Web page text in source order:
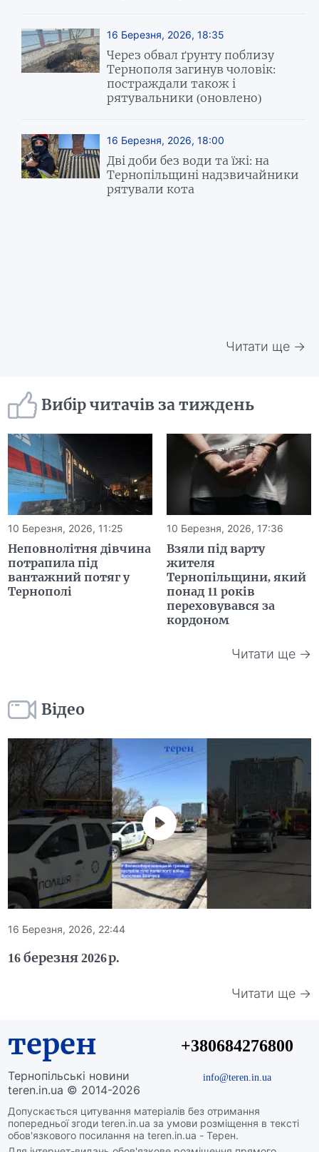
16 Березня, 2026, 18:35
Через обвал ґрунту поблизу
Тернополя загинув чоловік:
постраждали також і
рятувальники (оновлено)
16 Березня, 2026, 18:00
Дві доби без води та їжі: на
Тернопільщині надзвичайники
рятували кота
Читати ще →
Вибір читачів за тиждень
10 Березня, 2026, 11:25
Неповнолітня дівчина
потрапила під
вантажний потяг у
Тернополі
10 Березня, 2026, 17:36
Взяли під варту
жителя
Тернопільщини, який
понад 11 років
переховувався за
кордоном
Читати ще →
Відео
16 Березня, 2026, 22:44
16 березня 2026 р.
Читати ще →
терен
Тернопільські новини
teren.in.ua © 2014-2026
Допускається цитування матеріалів без отримання
попередньої згоди teren.in.ua за умови розміщення в тексті
обов'язкового посилання на teren.in.ua - Терен.
+380684276800
info@teren.in.ua